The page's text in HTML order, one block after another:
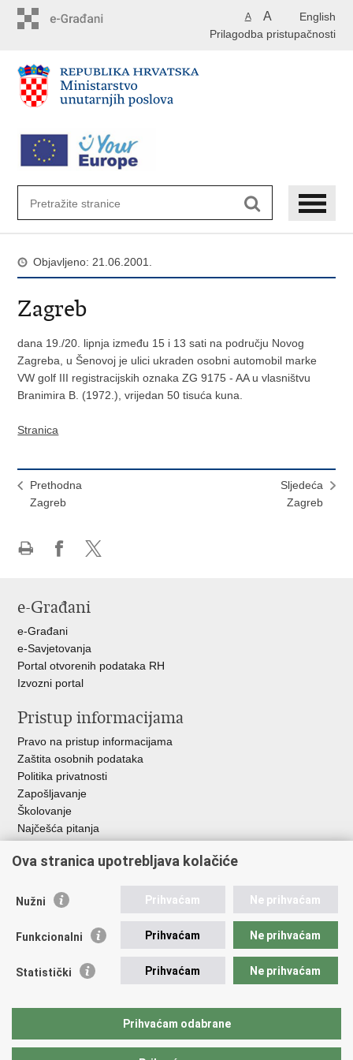
English
A A
Prilagodba pristupačnosti
Objavljeno: 21.06.2001.
Zagreb
dana 19./20. lipnja između 15 i 13 sati na području Novog
Zagreba, u Šenovoj je ulici ukraden osobni automobil marke
VW golf III registracijskih oznaka ZG 9175 - AA u vlasništvu
Branimira B. (1972.), vrijedan 50 tisuća kuna.
Stranica
Prethodna
Zagreb
Sljedeća
Zagreb
Facebooku
X-
e-Građani
e-Građani
e-Savjetovanja
Portal otvorenih podataka RH
Izvozni portal
Pristup informacijama
Pravo na pristup informacijama
Zaštita osobnih podataka
Politika privatnosti
Zapošljavanje
Školovanje
Najčešća pitanja
Važne poveznice
EMN Nacionalna kontaktna točka za Republiku Hrvatsku
Policijska akademija
Zaklada policijske solidarnosti
Udruge
Ova stranica upotrebljava kolačiće
Nužni Prihvaćam Ne prihvaćam
Funkcionalni Prihvaćam Ne prihvaćam
Statistički Prihvaćam Ne prihvaćam
Prihvaćam odabrane